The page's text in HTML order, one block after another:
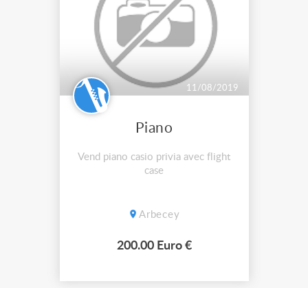
11/08/2019
Piano
Vend piano casio privia avec flight
case
Arbecey
200.00 Euro €